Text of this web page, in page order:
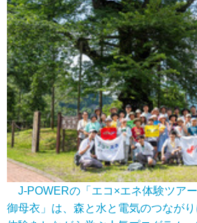
J-POWERの「エコ×エネ体験ツア
御母衣」は、森と水と電気のつなが